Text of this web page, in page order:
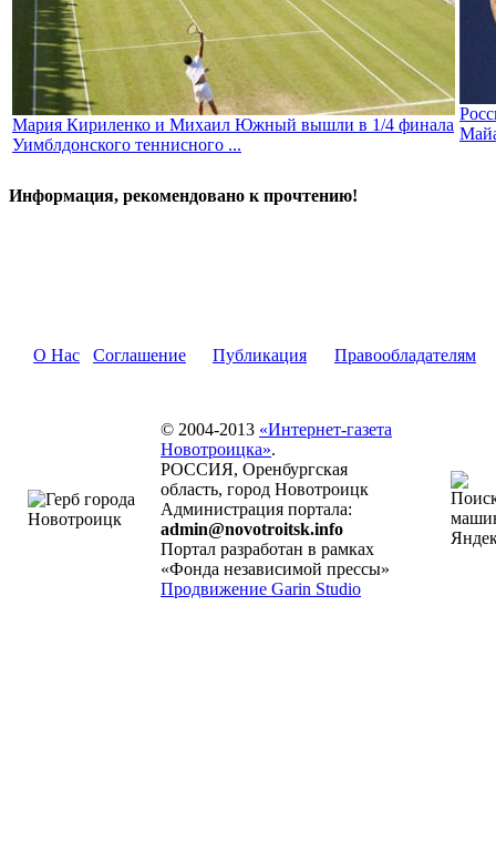
Мария Кириленко и Михаил Южный вышли в 1/4 финала
Уимблдонского теннисного ...
Информация, рекомендовано к прочтению!
О Нас Соглашение Публикация Правообладателям
© 2004-2013 «Интернет-газета
Новотроицка».
РОССИЯ, Оренбургская
область, город Новотроицк
Администрация портала:
admin@novotroitsk.info
Портал разработан в рамках
«Фонда независимой прессы»
Продвижение Garin Studio